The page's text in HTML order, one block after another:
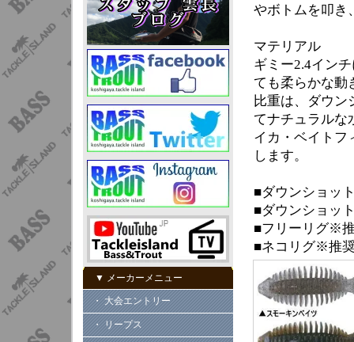
▼ メーカーメニュー
・ 大会エントリー
・ リープス
やボトムを叩き
マテリアル
ギミー2.4イン
ても柔らかな動
比重は、ダウン
てナチュラルな
イカ・ベイトフ
します。
■ダウンショッ
■ダウンショッ
■フリーリグ※
■ネコリグ※推